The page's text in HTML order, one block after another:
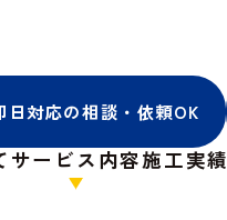
日対応の相談・依頼OK
サービス内容施工実績